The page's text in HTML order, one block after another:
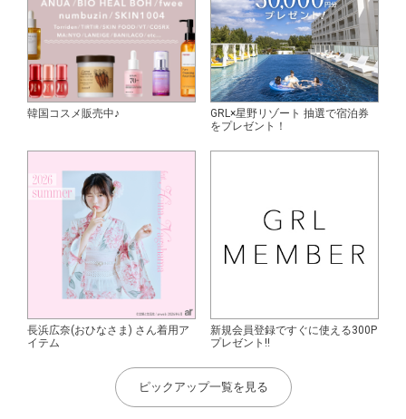
韓国コスメ販売中♪
GRL×星野リゾート 抽選で宿泊券
をプレゼント！
長浜広奈(おひなさま) さん着用ア
イテム
新規会員登録ですぐに使える300P
プレゼント!!
ピックアップ一覧を見る